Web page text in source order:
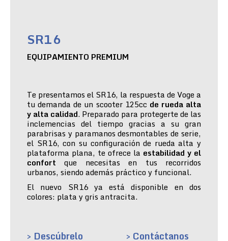
SR16
EQUIPAMIENTO PREMIUM
Te presentamos el SR16, la respuesta de Voge a
tu demanda de un scooter 125cc de rueda alta
y alta calidad. Preparado para protegerte de las
inclemencias del tiempo gracias a su gran
parabrisas y paramanos desmontables de serie,
el SR16, con su configuración de rueda alta y
plataforma plana, te ofrece la estabilidad y el
confort que necesitas en tus recorridos
urbanos, siendo además práctico y funcional.
El nuevo SR16 ya está disponible en dos
colores: plata y gris antracita.
> Descúbrelo > Contáctanos